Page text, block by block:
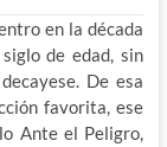
en la década
de edad, sin
De esa
favorita, ese
Ante el Peligro,